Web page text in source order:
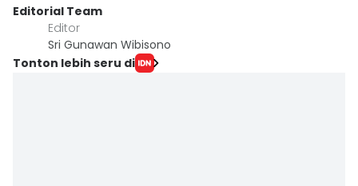
Editorial Team
Editor
Sri Gunawan Wibisono
Tonton lebih seru di